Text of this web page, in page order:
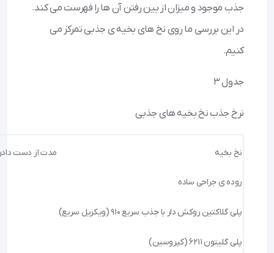
جذب موجود و میزان از بین رفتن آن ها را فهرست می کند.
در این بررسی ما روی نخ های بخیه ی جذبی تمرکز می
کنیم.
جدول ۳
نرخ جذب نخ بخیه های جذبی
نخ بخیه مدت از دست دادن۵۰٪ مقاومت
روده ی جراحی ساده
پلی گلاکتین روکش دار با جذب سریع ۹۱۰ (ویکریل سریع)
پلی گلیتون ۶۲۱۱ (کپروسین)